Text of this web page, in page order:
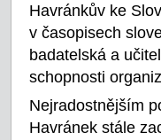
Havránkův ke
v časopisech
badatelská a
schopnosti
Nejradostnějším
Havránek stále